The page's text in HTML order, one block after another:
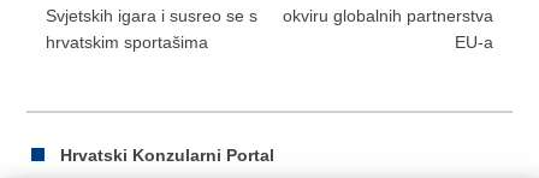
Svjetskih igara i susreo se s
hrvatskim sportašima
okviru globalnih partnerstva
EU-a
Hrvatski Konzularni Portal